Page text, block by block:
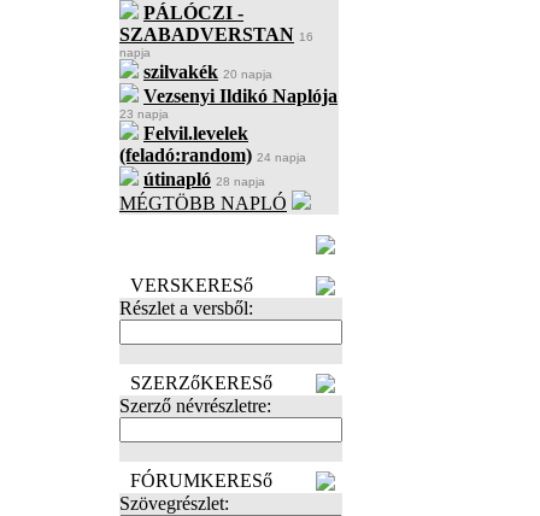
PÁLÓCZI -
SZABADVERSTAN 16
napja
szilvakék 20 napja
Vezsenyi Ildikó Naplója
23 napja
Felvil.levelek
(feladó:random) 24 napja
útinapló 28 napja
MÉGTÖBB NAPLÓ
VERSKERESő
Részlet a versből:
SZERZőKERESő
Szerző névrészletre:
FÓRUMKERESő
Szövegrészlet: